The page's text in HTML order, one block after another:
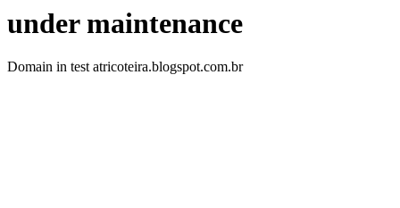
under maintenance
Domain in test atricoteira.blogspot.com.br